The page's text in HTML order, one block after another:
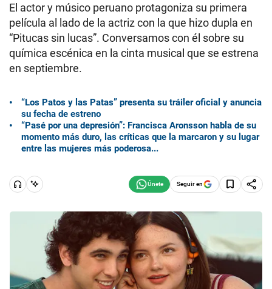
El actor y músico peruano protagoniza su primera
película al lado de la actriz con la que hizo dupla en
“Pitucas sin lucas”. Conversamos con él sobre su
química escénica en la cinta musical que se estrena
en septiembre.
“Los Patos y las Patas” presenta su tráiler oficial y anuncia
su fecha de estreno
“Pasé por una depresión”: Francisca Aronsson habla de su
momento más duro, las críticas que la marcaron y su lugar
entre las mujeres más poderosa...
Seguir en